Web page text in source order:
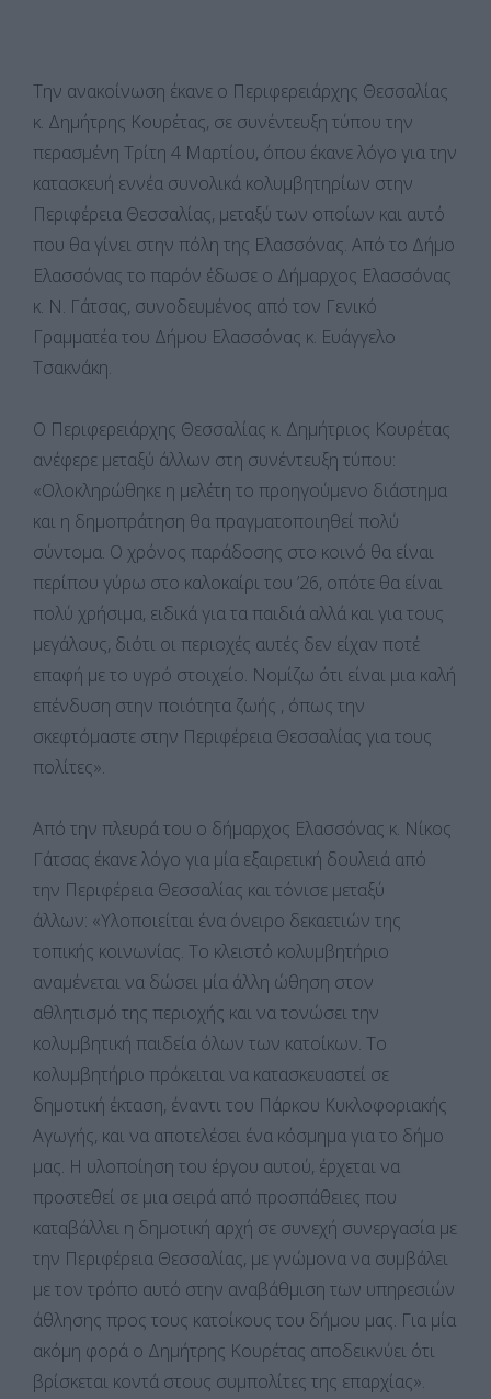
Την ανακοίνωση έκανε ο Περιφερειάρχης Θεσσαλίας
κ. Δημήτρης Κουρέτας, σε συνέντευξη τύπου την
περασμένη Τρίτη 4 Μαρτίου, όπου έκανε λόγο για την
κατασκευή εννέα συνολικά κολυμβητηρίων στην
Περιφέρεια Θεσσαλίας, μεταξύ των οποίων και αυτό
που θα γίνει στην πόλη της Ελασσόνας. Από το Δήμο
Ελασσόνας το παρόν έδωσε ο Δήμαρχος Ελασσόνας
κ. Ν. Γάτσας, συνοδευμένος από τον Γενικό
Γραμματέα του Δήμου Ελασσόνας κ. Ευάγγελο
Τσακνάκη.
Ο Περιφερειάρχης Θεσσαλίας κ. Δημήτριος Κουρέτας
ανέφερε μεταξύ άλλων στη συνέντευξη τύπου:
«Ολοκληρώθηκε η μελέτη το προηγούμενο διάστημα
και η δημοπράτηση θα πραγματοποιηθεί πολύ
σύντομα. Ο χρόνος παράδοσης στο κοινό θα είναι
περίπου γύρω στο καλοκαίρι του ’26, οπότε θα είναι
πολύ χρήσιμα, ειδικά για τα παιδιά αλλά και για τους
μεγάλους, διότι οι περιοχές αυτές δεν είχαν ποτέ
επαφή με το υγρό στοιχείο. Νομίζω ότι είναι μια καλή
επένδυση στην ποιότητα ζωής , όπως την
σκεφτόμαστε στην Περιφέρεια Θεσσαλίας για τους
πολίτες».
Από την πλευρά του ο δήμαρχος Ελασσόνας κ. Νίκος
Γάτσας έκανε λόγο για μία εξαιρετική δουλειά από
την Περιφέρεια Θεσσαλίας και τόνισε μεταξύ
άλλων: «Υλοποιείται ένα όνειρο δεκαετιών της
τοπικής κοινωνίας. Το κλειστό κολυμβητήριο
αναμένεται να δώσει μία άλλη ώθηση στον
αθλητισμό της περιοχής και να τονώσει την
κολυμβητική παιδεία όλων των κατοίκων. Το
κολυμβητήριο πρόκειται να κατασκευαστεί σε
δημοτική έκταση, έναντι του Πάρκου Κυκλοφοριακής
Αγωγής, και να αποτελέσει ένα κόσμημα για το δήμο
μας. Η υλοποίηση του έργου αυτού, έρχεται να
προστεθεί σε μια σειρά από προσπάθειες που
καταβάλλει η δημοτική αρχή σε συνεχή συνεργασία με
την Περιφέρεια Θεσσαλίας, με γνώμονα να συμβάλει
με τον τρόπο αυτό στην αναβάθμιση των υπηρεσιών
άθλησης προς τους κατοίκους του δήμου μας. Για μία
ακόμη φορά ο Δημήτρης Κουρέτας αποδεικνύει ότι
βρίσκεται κοντά στους συμπολίτες της επαρχίας».